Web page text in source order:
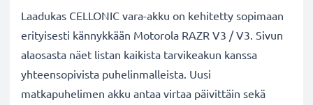
Laadukas CELLONIC vara-akku on kehitetty sopimaan
erityisesti kännykkään Motorola RAZR V3 / V3. Sivun
alaosasta näet listan kaikista tarvikeakun kanssa
yhteensopivista puhelinmalleista. Uusi
matkapuhelimen akku antaa virtaa päivittäin sekä